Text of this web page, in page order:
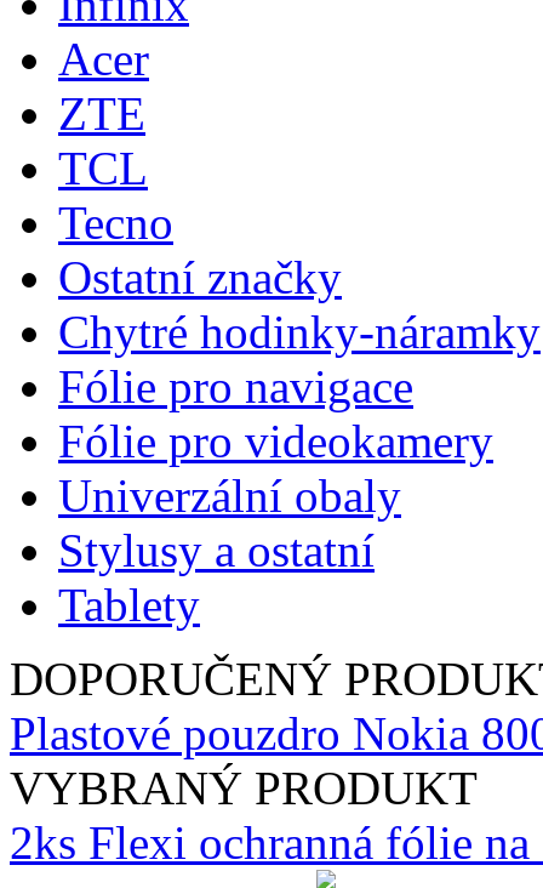
Acer
ZTE
TCL
Tecno
Ostatní značky
Chytré hodinky-náramky
Fólie pro navigace
Fólie pro videokamery
Univerzální obaly
Stylusy a ostatní
Tablety
DOPORUČENÝ
Plastové pouzdro Nokia
VYBRANÝ PRODUKT
2ks Flexi ochranná fólie